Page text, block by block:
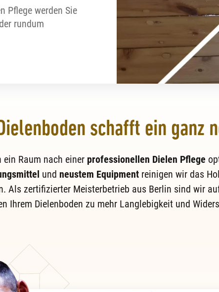
Pflege werden Sie
rundum
schafft ein ganz
ein Raum nach einer professionellen Dielen Pflege
und neustem Equipmentreinigen wir das
Als zertifizierter Meisterbetrieb aus Berlin sind wir
Ihrem Dielenboden zu mehr Langlebigkeit und